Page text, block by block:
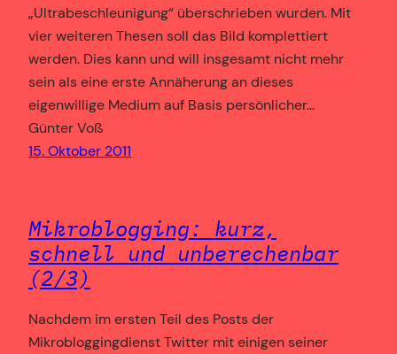
„Ultrabeschleunigung“ überschrieben wurden. Mit
vier weiteren Thesen soll das Bild komplettiert
werden. Dies kann und will insgesamt nicht mehr
sein als eine erste Annäherung an dieses
eigenwillige Medium auf Basis persönlicher…
Günter Voß
15. Oktober 2011
Mikroblogging: kurz,
schnell und unberechenbar
(2/3)
Nachdem im ersten Teil des Posts der
Mikrobloggingdienst Twitter mit einigen seiner